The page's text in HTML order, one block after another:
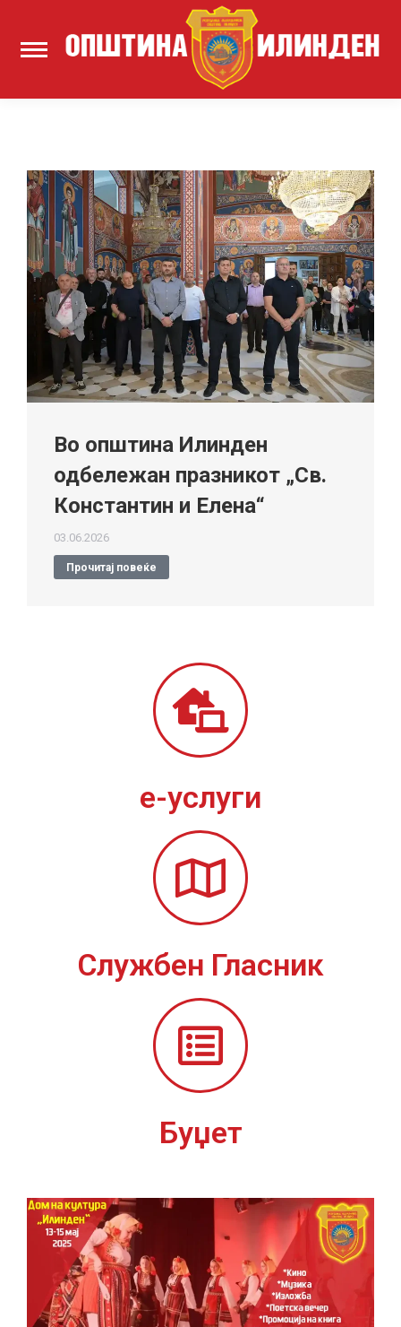
Во општина Илинден
одбележан празникот „Св.
Константин и Елена“
03.06.2026
Прочитај повеќе
е-услуги
Службен Гласник
Буџет